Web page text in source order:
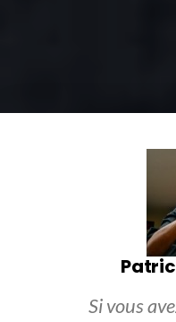
Si vous